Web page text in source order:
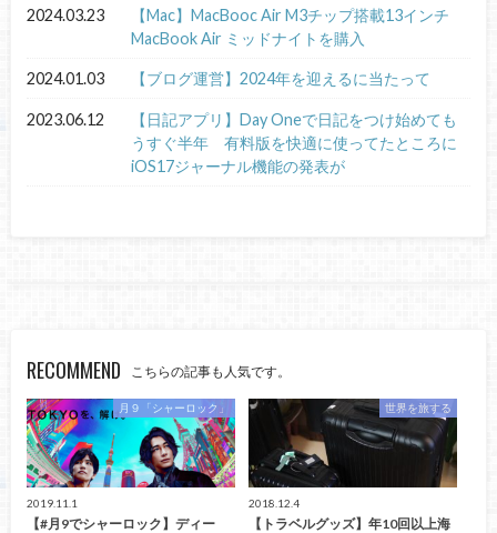
2024.03.23
【Mac】MacBooc Air M3チップ搭載13インチ
MacBook Air ミッドナイトを購入
2024.01.03 【ブログ運営】2024年を迎えるに当たって
2023.06.12
【日記アプリ】Day Oneで日記をつけ始めても
うすぐ半年 有料版を快適に使ってたところに
iOS17ジャーナル機能の発表が
RECOMMEND こちらの記事も人気です。
月９「シャーロック」
2019.11.1
【#月9でシャーロック】ディー
世界を旅する
2018.12.4
【トラベルグッズ】年10回以上海